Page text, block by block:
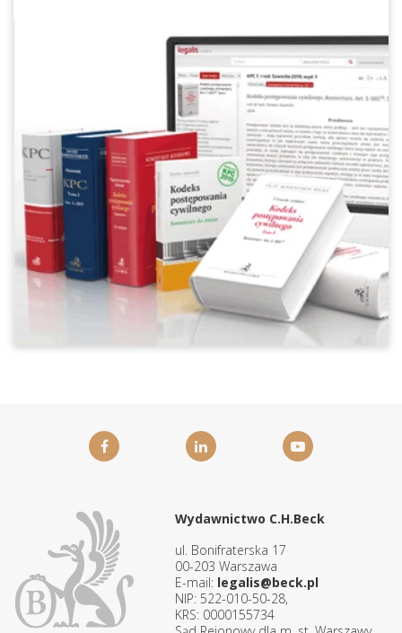
Wydawnictwo C.H.Beck
ul. Bonifraterska 17
00-203 Warszawa
E-mail: legalis@beck.pl
NIP: 522-010-50-28,
KRS: 0000155734